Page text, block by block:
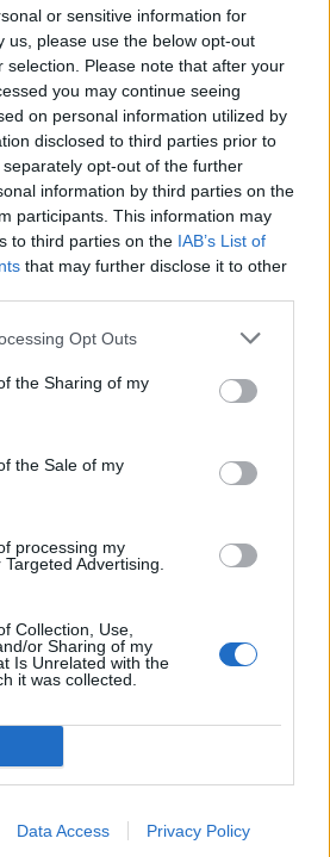
or sensitive information for
us, please use the below opt-out
selection. Please note that after your
you may continue seeing
on personal information utilized by
disclosed to third parties prior to
opt-out of the further
information by third parties on the
participants. This information may
to third parties on the IAB’s List of
that may further disclose it to other
Opt Outs
the Sharing of my
the Sale of my
processing my
Advertising.
Collection, Use,
or Sharing of my
Is Unrelated with the
it was collected.
Data Access Privacy Policy
Βανδή: Βασίλη:
περιπέτεια
πρώτα
στο Google News: